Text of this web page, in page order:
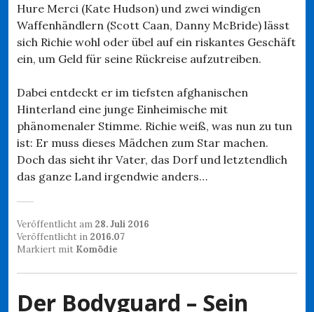
Hure Merci (Kate Hudson) und zwei windigen
Waffenhändlern (Scott Caan, Danny McBride) lässt
sich Richie wohl oder übel auf ein riskantes Geschäft
ein, um Geld für seine Rückreise aufzutreiben.
Dabei entdeckt er im tiefsten afghanischen
Hinterland eine junge Einheimische mit
phänomenaler Stimme. Richie weiß, was nun zu tun
ist: Er muss dieses Mädchen zum Star machen.
Doch das sieht ihr Vater, das Dorf und letztendlich
das ganze Land irgendwie anders…
Veröffentlicht am 28. Juli 2016
Veröffentlicht in 2016.07
Markiert mit Komödie
Der Bodyguard – Sein